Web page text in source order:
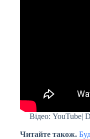
Відео: YouTube|
Читайте також.